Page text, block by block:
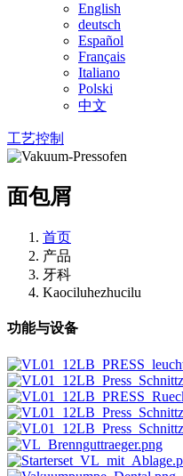
English
deutsch
Español
Français
Italiano
Polski
中文
工艺控制
面包屑
首页
产品
牙科
Kaociluhezhucilu
功能与设备